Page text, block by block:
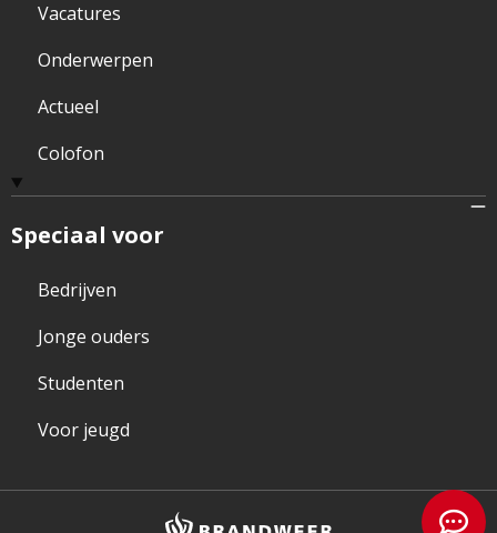
Vacatures
Onderwerpen
Actueel
Colofon
Speciaal voor
Bedrijven
Jonge ouders
Studenten
Voor jeugd
Brandweer